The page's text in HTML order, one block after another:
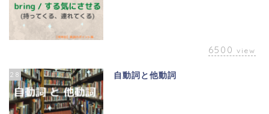
6500 view
28 自動詞と他動詞